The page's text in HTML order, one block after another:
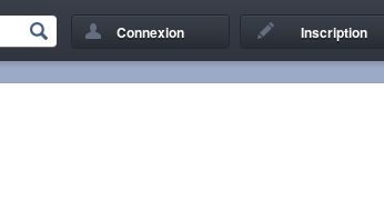
Connexion Inscription